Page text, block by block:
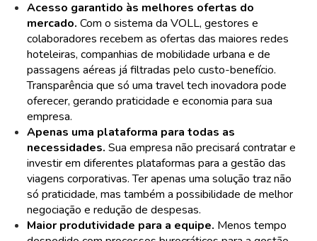
Acesso garantido às melhores ofertas do
mercado. Com o sistema da VOLL, gestores e
colaboradores recebem as ofertas das maiores redes
hoteleiras, companhias de mobilidade urbana e de
passagens aéreas já filtradas pelo custo-benefício.
Transparência que só uma travel tech inovadora pode
oferecer, gerando praticidade e economia para sua
empresa.
Apenas uma plataforma para todas as
necessidades. Sua empresa não precisará contratar e
investir em diferentes plataformas para a gestão das
viagens corporativas. Ter apenas uma solução traz não
só praticidade, mas também a possibilidade de melhor
negociação e redução de despesas.
Maior produtividade para a equipe. Menos tempo